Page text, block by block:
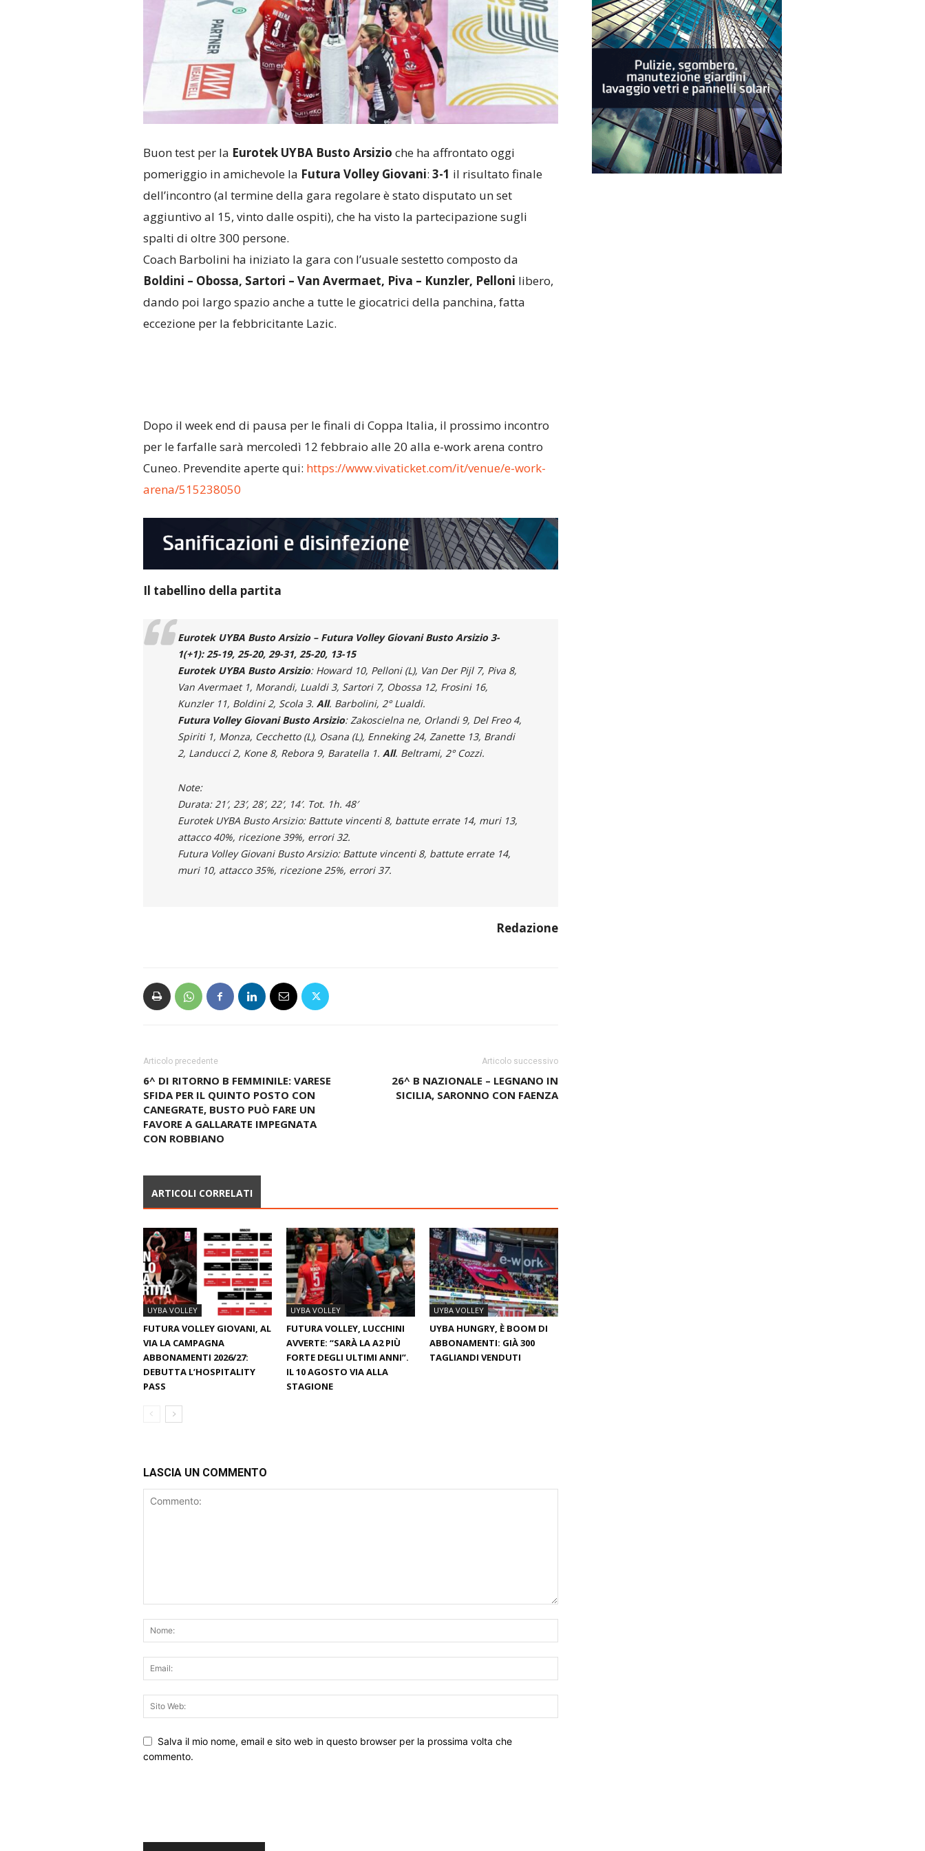
Buon test per la Eurotek UYBA Busto Arsizio che ha affrontato oggi
pomeriggio in amichevole la Futura Volley Giovani: 3-1 il risultato finale
dell’incontro (al termine della gara regolare è stato disputato un set
aggiuntivo al 15, vinto dalle ospiti), che ha visto la partecipazione sugli
spalti di oltre 300 persone.
Coach Barbolini ha iniziato la gara con l’usuale sestetto composto da
Boldini – Obossa, Sartori – Van Avermaet, Piva – Kunzler, Pelloni libero,
dando poi largo spazio anche a tutte le giocatrici della panchina, fatta
eccezione per la febbricitante Lazic.
Dopo il week end di pausa per le finali di Coppa Italia, il prossimo incontro
per le farfalle sarà mercoledì 12 febbraio alle 20 alla e-work arena contro
Cuneo. Prevendite aperte qui: https://www.vivaticket.com/it/venue/e-work-
arena/515238050
Il tabellino della partita
Eurotek UYBA Busto Arsizio – Futura Volley Giovani Busto Arsizio 3-
1(+1): 25-19, 25-20, 29-31, 25-20, 13-15
Eurotek UYBA Busto Arsizio: Howard 10, Pelloni (L), Van Der Pijl 7, Piva 8,
Van Avermaet 1, Morandi, Lualdi 3, Sartori 7, Obossa 12, Frosini 16,
Kunzler 11, Boldini 2, Scola 3. All. Barbolini, 2° Lualdi.
Futura Volley Giovani Busto Arsizio: Zakoscielna ne, Orlandi 9, Del Freo 4,
Spiriti 1, Monza, Cecchetto (L), Osana (L), Enneking 24, Zanette 13, Brandi
2, Landucci 2, Kone 8, Rebora 9, Baratella 1. All. Beltrami, 2° Cozzi.
Note:
Durata: 21′, 23′, 28′, 22′, 14′. Tot. 1h. 48′
Eurotek UYBA Busto Arsizio: Battute vincenti 8, battute errate 14, muri 13,
attacco 40%, ricezione 39%, errori 32.
Futura Volley Giovani Busto Arsizio: Battute vincenti 8, battute errate 14,
muri 10, attacco 35%, ricezione 25%, errori 37.
Redazione
Articolo precedente
6^ DI RITORNO B FEMMINILE: VARESE
SFIDA PER IL QUINTO POSTO CON
CANEGRATE, BUSTO PUÒ FARE UN
FAVORE A GALLARATE IMPEGNATA
CON ROBBIANO
Articolo successivo
26^ B NAZIONALE – LEGNANO IN
SICILIA, SARONNO CON FAENZA
ARTICOLI CORRELATI
UYBA VOLLEY
FUTURA VOLLEY GIOVANI, AL
VIA LA CAMPAGNA
ABBONAMENTI 2026/27:
DEBUTTA L’HOSPITALITY
PASS
UYBA VOLLEY
FUTURA VOLLEY, LUCCHINI
AVVERTE: “SARÀ LA A2 PIÙ
FORTE DEGLI ULTIMI ANNI”.
IL 10 AGOSTO VIA ALLA
STAGIONE
UYBA VOLLEY
UYBA HUNGRY, È BOOM DI
ABBONAMENTI: GIÀ 300
TAGLIANDI VENDUTI
LASCIA UN COMMENTO
Salva il mio nome, email e sito web in questo browser per la prossima volta che
commento.